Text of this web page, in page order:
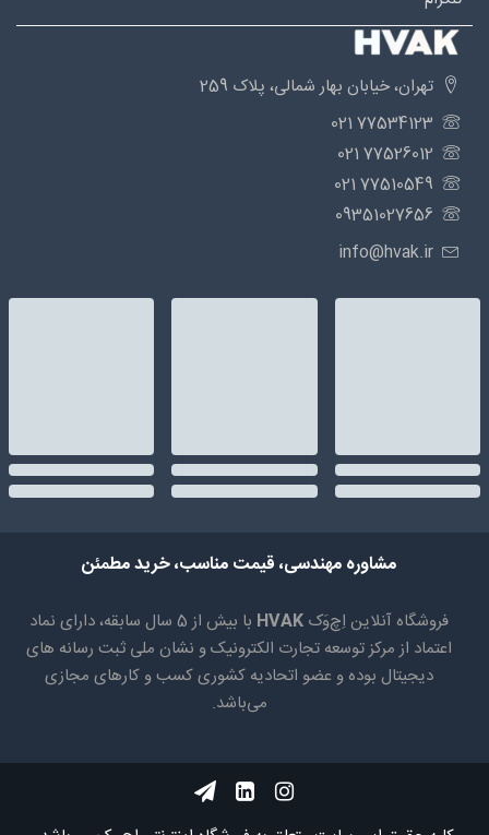
تهران، خیابان بهار شمالی، پلاک 259
77534123 021
77526012 021
77510549 021
09351027656
info@hvak.ir
مشاوره مهندسی، قیمت مناسب، خرید مطمئن
فروشگاه آنلاین اِچ‌وَک HVAK
با بیش از 5 سال سابقه، دارای نماد
اعتماد از مرکز توسعه تجارت الکترونیک و نشان ملی ثبت رسانه های
دیجیتال بوده و عضو اتحادیه کشوری کسب و کارهای مجازی
می‌باشد.